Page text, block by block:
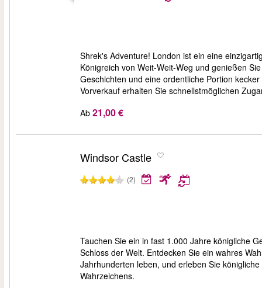
Shrek's Adventure! London ist ein eine
Königreich von Weit-Weit-Weg und genießen
Geschichten und eine ordentliche Portion
Vorverkauf erhalten Sie schnellstmöglichen
Ab 21,00 €
Windsor Castle
(2)
Tauchen Sie ein in fast 1.000 Jahre königliche
Schloss der Welt. Entdecken Sie ein wahres
Jahrhunderten leben, und erleben Sie
Wahrzeichens.